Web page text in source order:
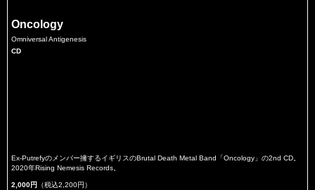
Oncology
Omniversal Antigenesis
CD
Ex-Putrefyのメンバー擁するイギリスのBrutal Death Metal Band「Oncology」の2nd CD。
2020年Rising Nemesis Records。
2,000円 （税込2,200円）